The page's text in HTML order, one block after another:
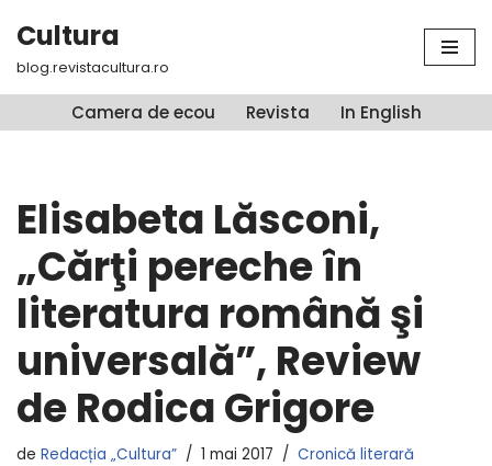
Sari
conținut
Cultura
blog.revistacultura.ro
Camera de ecou Revista In English
Elisabeta Lăsconi,
„Cărţi pereche în
literatura română şi
universală”, Review
de Rodica Grigore
de Redacția „Cultura” 1 mai 2017 Cronică literară